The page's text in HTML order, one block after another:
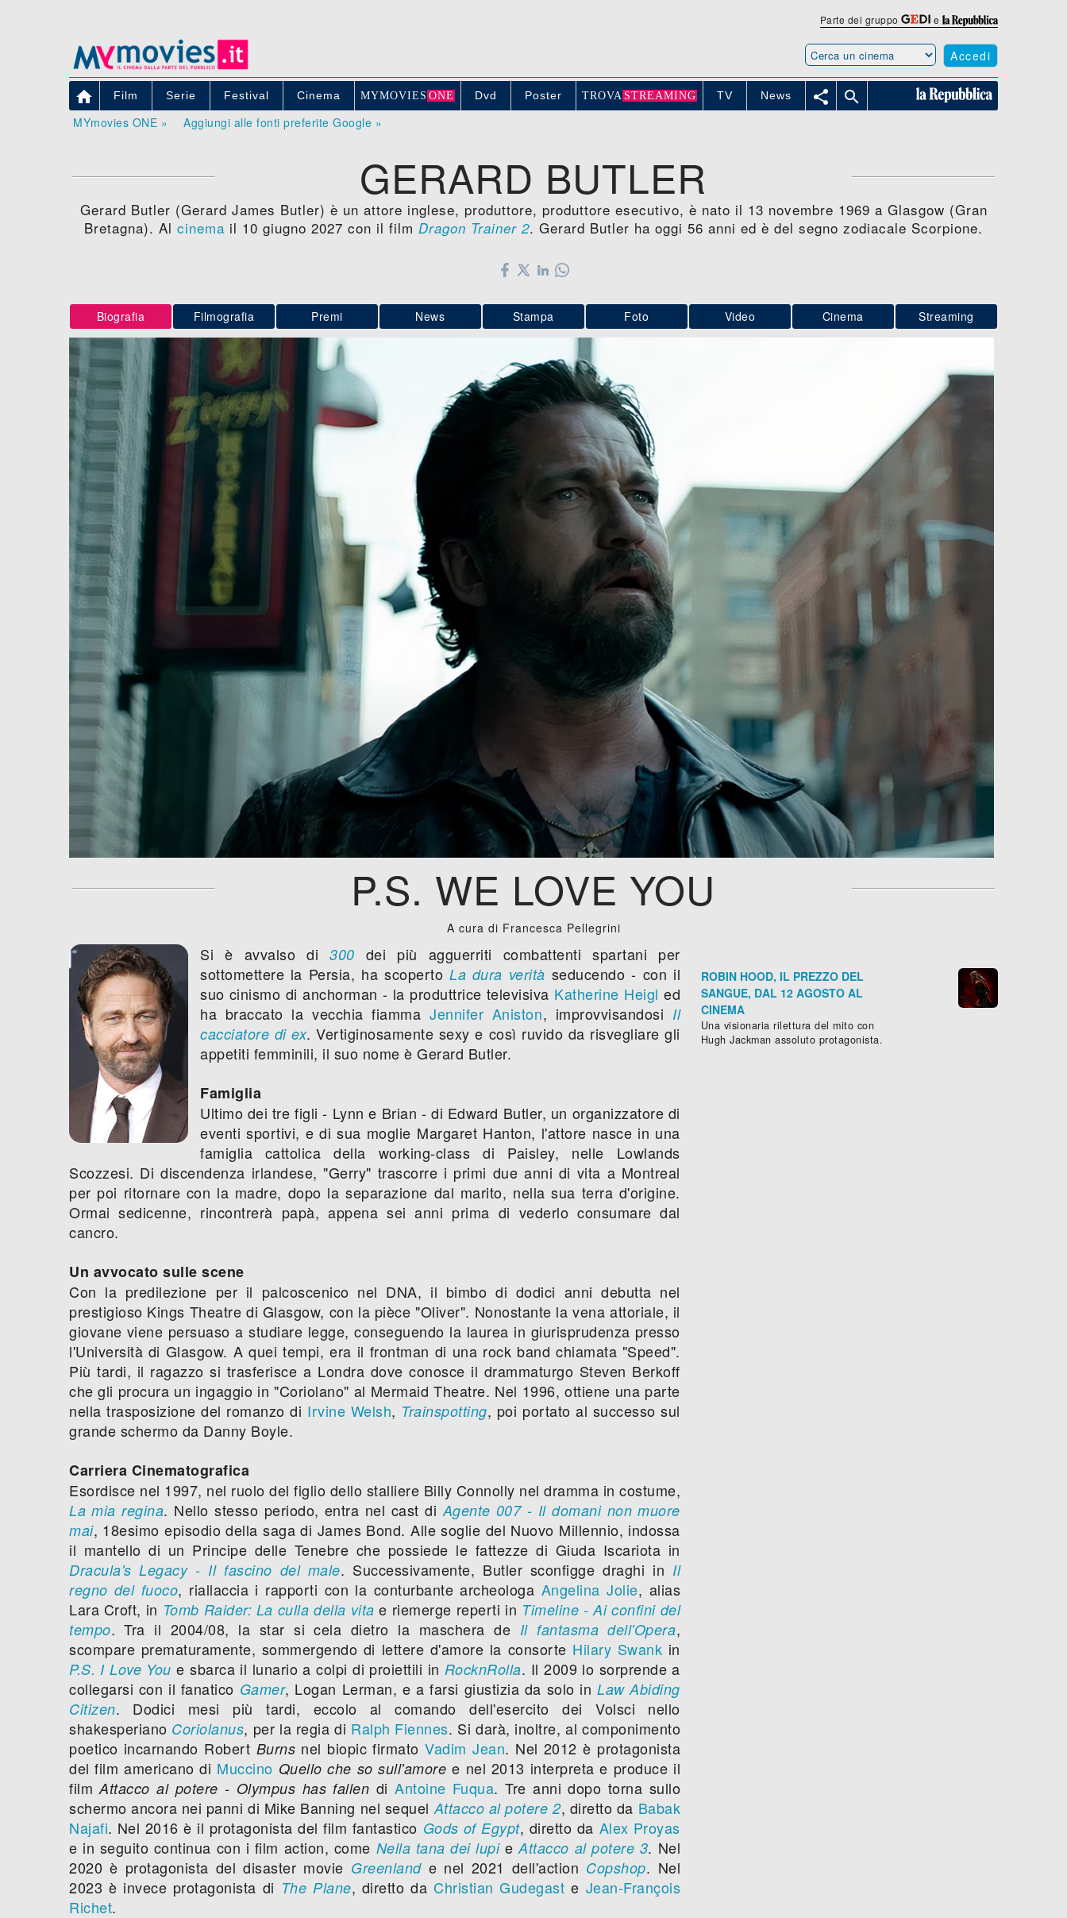
Parte del gruppo e
Accedi
 Film Serie Festival Cinema MYMOVIE S ONE Dvd Poster TROVA STREAMING TV News  
MYmovies ONE » Aggiungi alle fonti preferite Google »
GERARD BUTLER
Gerard Butler (Gerard James Butler) è un attore inglese, produttore, produttore esecutivo, è nato il 13 novembre 1969 a Glasgow (Gran
Bretagna). Al cinema il 10 giugno 2027 con il film Dragon Trainer 2. Gerard Butler ha oggi 56 anni ed è del segno zodiacale Scorpione.
Biografia Filmografia Premi News Stampa Foto Video Cinema Streaming
P.S. WE LOVE YOU
A cura di Francesca Pellegrini
Si è avvalso di300 dei più agguerriti combattenti spartani per
sottomettere la Persia, ha scopertoLa dura verità seducendo - con il
suo cinismo di anchorman - la produttrice televisiva Katherine Heigl ed
ha braccato la vecchia fiammaJennifer Aniston, improvvisandosi Il
cacciatore di ex. Vertiginosamente sexy e così ruvido da risvegliare gli
appetiti femminili, il suo nome è Gerard Butler.
Famiglia
Ultimo dei tre figli - Lynn e Brian - di Edward Butler, un organizzatore di
eventi sportivi, e di sua moglie Margaret Hanton, l'attore nasce in una
famiglia cattolica della working-class di Paisley, nelle Lowlands
Scozzesi. Di discendenza irlandese, "Gerry" trascorre i primi due anni di vita a Montreal
per poi ritornare con la madre, dopo la separazione dal marito, nella sua terra d'origine.
Ormai sedicenne, rincontrerà papà, appena sei anni prima di vederlo consumare dal
cancro.
Un avvocato sulle scene
Con la predilezione per il palcoscenico nel DNA, il bimbo di dodici anni debutta nel
prestigioso Kings Theatre di Glasgow, con la pièce "Oliver". Nonostante la vena attoriale, il
giovane viene persuaso a studiare legge, conseguendo la laurea in giurisprudenza presso
l'Università di Glasgow. A quei tempi, era il frontman di una rock band chiamata "Speed".
Più tardi, il ragazzo si trasferisce a Londra dove conosce il drammaturgo Steven Berkoff
che gli procura un ingaggio in "Coriolano" al Mermaid Theatre. Nel 1996, ottiene una parte
nella trasposizione del romanzo di Irvine Welsh, Trainspotting, poi portato al successo sul
grande schermo da Danny Boyle.
Carriera Cinematografica
Esordisce nel 1997, nel ruolo del figlio dello stalliere Billy Connolly nel dramma in costume,
La mia regina. Nello stesso periodo, entra nel cast di Agente 007 - Il domani non muore
mai, 18esimo episodio della saga di James Bond. Alle soglie del Nuovo Millennio, indossa
il mantello di un Principe delle Tenebre che possiede le fattezze di Giuda Iscariota in
Dracula's Legacy - Il fascino del male. Successivamente, Butler sconfigge draghi in Il
regno del fuoco, riallaccia i rapporti con la conturbante archeologa Angelina Jolie, alias
Lara Croft, in Tomb Raider: La culla della vita e riemerge reperti in Timeline - Ai confini del
tempo. Tra il 2004/08, la star si cela dietro la maschera de Il fantasma dell'Opera,
scompare prematuramente, sommergendo di lettere d'amore la consorte Hilary Swank in
P.S. I Love You e sbarca il lunario a colpi di proiettili in RocknRolla. Il 2009 lo sorprende a
collegarsi con il fanatico Gamer, Logan Lerman, e a farsi giustizia da solo inLaw Abiding
Citizen. Dodici mesi più tardi, eccolo al comando dell'esercito dei Volsci nello
shakesperiano Coriolanus, per la regia di Ralph Fiennes. Si darà, inoltre, al componimento
poetico incarnando Robert Burns nel biopic firmatoVadim Jean. Nel 2012 è protagonista
del film americano di Muccino Quello che so sull'amore e nel 2013 interpreta e produce il
filmAttacco al potere - Olympus has fallen diAntoine Fuqua. Tre anni dopo torna sullo
schermo ancora nei panni di Mike Banning nel sequel Attacco al potere 2, diretto da Babak
Najafi. Nel 2016 è il protagonista del film fantastico Gods of Egypt, diretto da Alex Proyas
e in seguito continua con i film action, come Nella tana dei lupieAttacco al potere 3. Nel
2020 è protagonista del disaster movie Greenlande nel 2021 dell'action Copshop. Nel
2023 è invece protagonista di The Plane, diretto da Christian Gudegast e Jean-François
Richet.
ROBIN HOOD, IL PREZZO DEL
SANGUE, DAL 12 AGOSTO AL
CINEMA
Una visionaria rilettura del mito con
Hugh Jackman assoluto protagonista.